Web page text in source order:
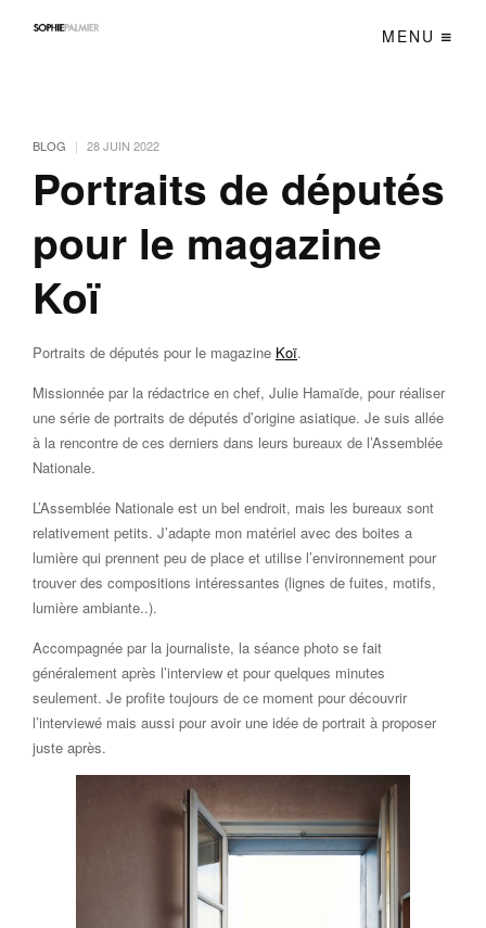
MENU
BLOG | 28 JUIN 2022
Portraits de députés
pour le magazine
Koï
Portraits de députés pour le magazine Koï.
Missionnée par la rédactrice en chef, Julie Hamaïde, pour réaliser
une série de portraits de députés d’origine asiatique. Je suis allée
à la rencontre de ces derniers dans leurs bureaux de l’Assemblée
Nationale.
L’Assemblée Nationale est un bel endroit, mais les bureaux sont
relativement petits. J’adapte mon matériel avec des boites a
lumière qui prennent peu de place et utilise l’environnement pour
trouver des compositions intéressantes (lignes de fuites, motifs,
lumière ambiante..).
Accompagnée par la journaliste, la séance photo se fait
généralement après l’interview et pour quelques minutes
seulement. Je profite toujours de ce moment pour découvrir
l’interviewé mais aussi pour avoir une idée de portrait à proposer
juste après.